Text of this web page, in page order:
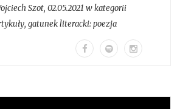
Szot, 02.05.2021 w kategorii
, gatunek literacki:poezja